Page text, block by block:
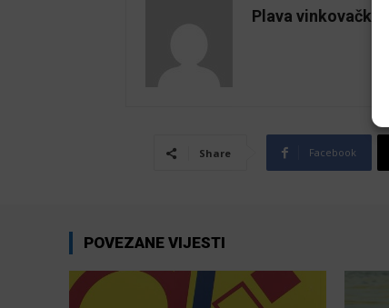
Plava vinkovačka
Share Facebook
POVEZANE VIJESTI